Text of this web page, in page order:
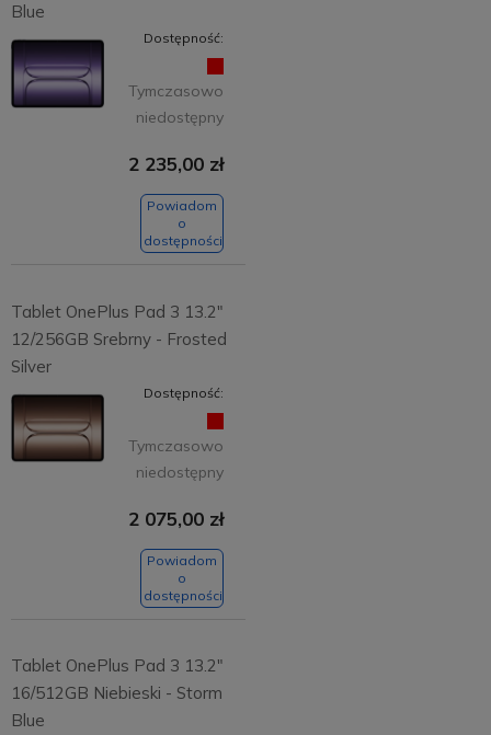
Blue
Dostępność:
Tymczasowo
niedostępny
2 235,00 zł
Powiadom
o
dostępności
Tablet OnePlus Pad 3 13.2"
12/256GB Srebrny - Frosted
Silver
Dostępność:
Tymczasowo
niedostępny
2 075,00 zł
Powiadom
o
dostępności
Tablet OnePlus Pad 3 13.2"
16/512GB Niebieski - Storm
Blue